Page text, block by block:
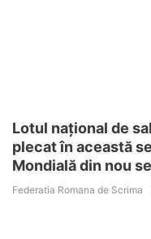
Lotul național de
plecat în această
Mondială din nou
Federatia Romana de Scrima